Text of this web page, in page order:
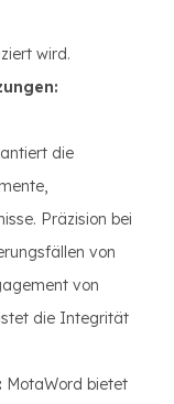
wird.
die
Präzision bei
von
von
die Integrität
MotaWord bietet